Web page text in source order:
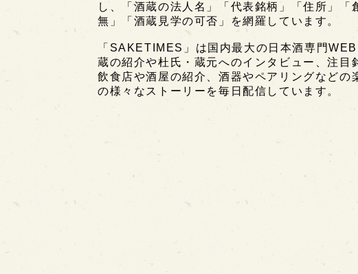
し、「酒蔵の法人名」「代表銘柄」「住所」
無」「酒蔵見学の可否」を網羅しています。
「SAKETIMES」は国内最大の日本酒専門
蔵の紹介や杜氏・蔵元へのインタビュー、注目
飲食店や酒屋の紹介、酒器やペアリングなど
の様々なストーリーを毎日配信しています。